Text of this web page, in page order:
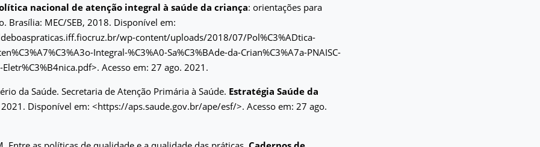
nacional de atenção integral à saúde da criança: orientações para
Brasília: MEC/SEB, 2018. Disponível em:
wp-content/uploads/2018/07/Pol%C3%ADtica-
Integral-%C3%A0-Sa%C3%BAde-da-Crian%C3%A7a-PNAISC-
Eletr%C3%B4nica.pdf>. Acesso em: 27 ago. 2021.
da Saúde. Secretaria de Atenção Primária à Saúde. Estratégia Saúde da
2021. Disponível em: <https://aps.saude.gov.br/ape/esf/>. Acesso em: 27 ago.